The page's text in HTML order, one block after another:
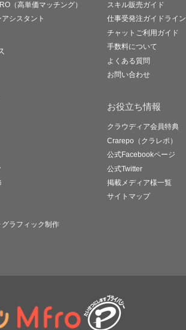
（高単価マッチング）
シスタント
グラフィック制作
スキル販売ガイド
仕事受発注ガイドライン
チャットご利用ガイド
手数料について
よくある質問
お問い合わせ
お役立ち情報
クラウディア会員特典
Crarepo（クラレポ）
公式Facebookページ
公式Twitter
掲載メディア様一覧
サイトマップ